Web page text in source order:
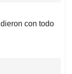
con todo